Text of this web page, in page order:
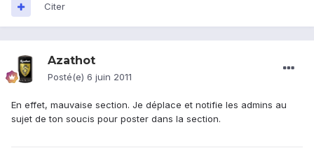
Citer
Azathot
Posté(e) 6 juin 2011
En effet, mauvaise section. Je déplace et notifie les admins au
sujet de ton soucis pour poster dans la section.